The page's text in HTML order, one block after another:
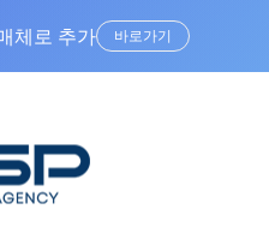
있는 기사를 씁니다”